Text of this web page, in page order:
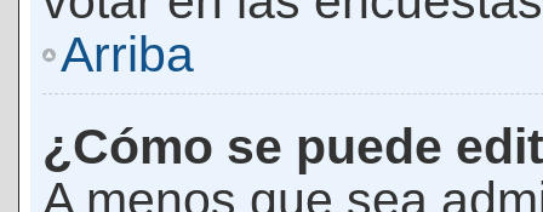
Arriba
¿Cómo se puede
A menos que sea